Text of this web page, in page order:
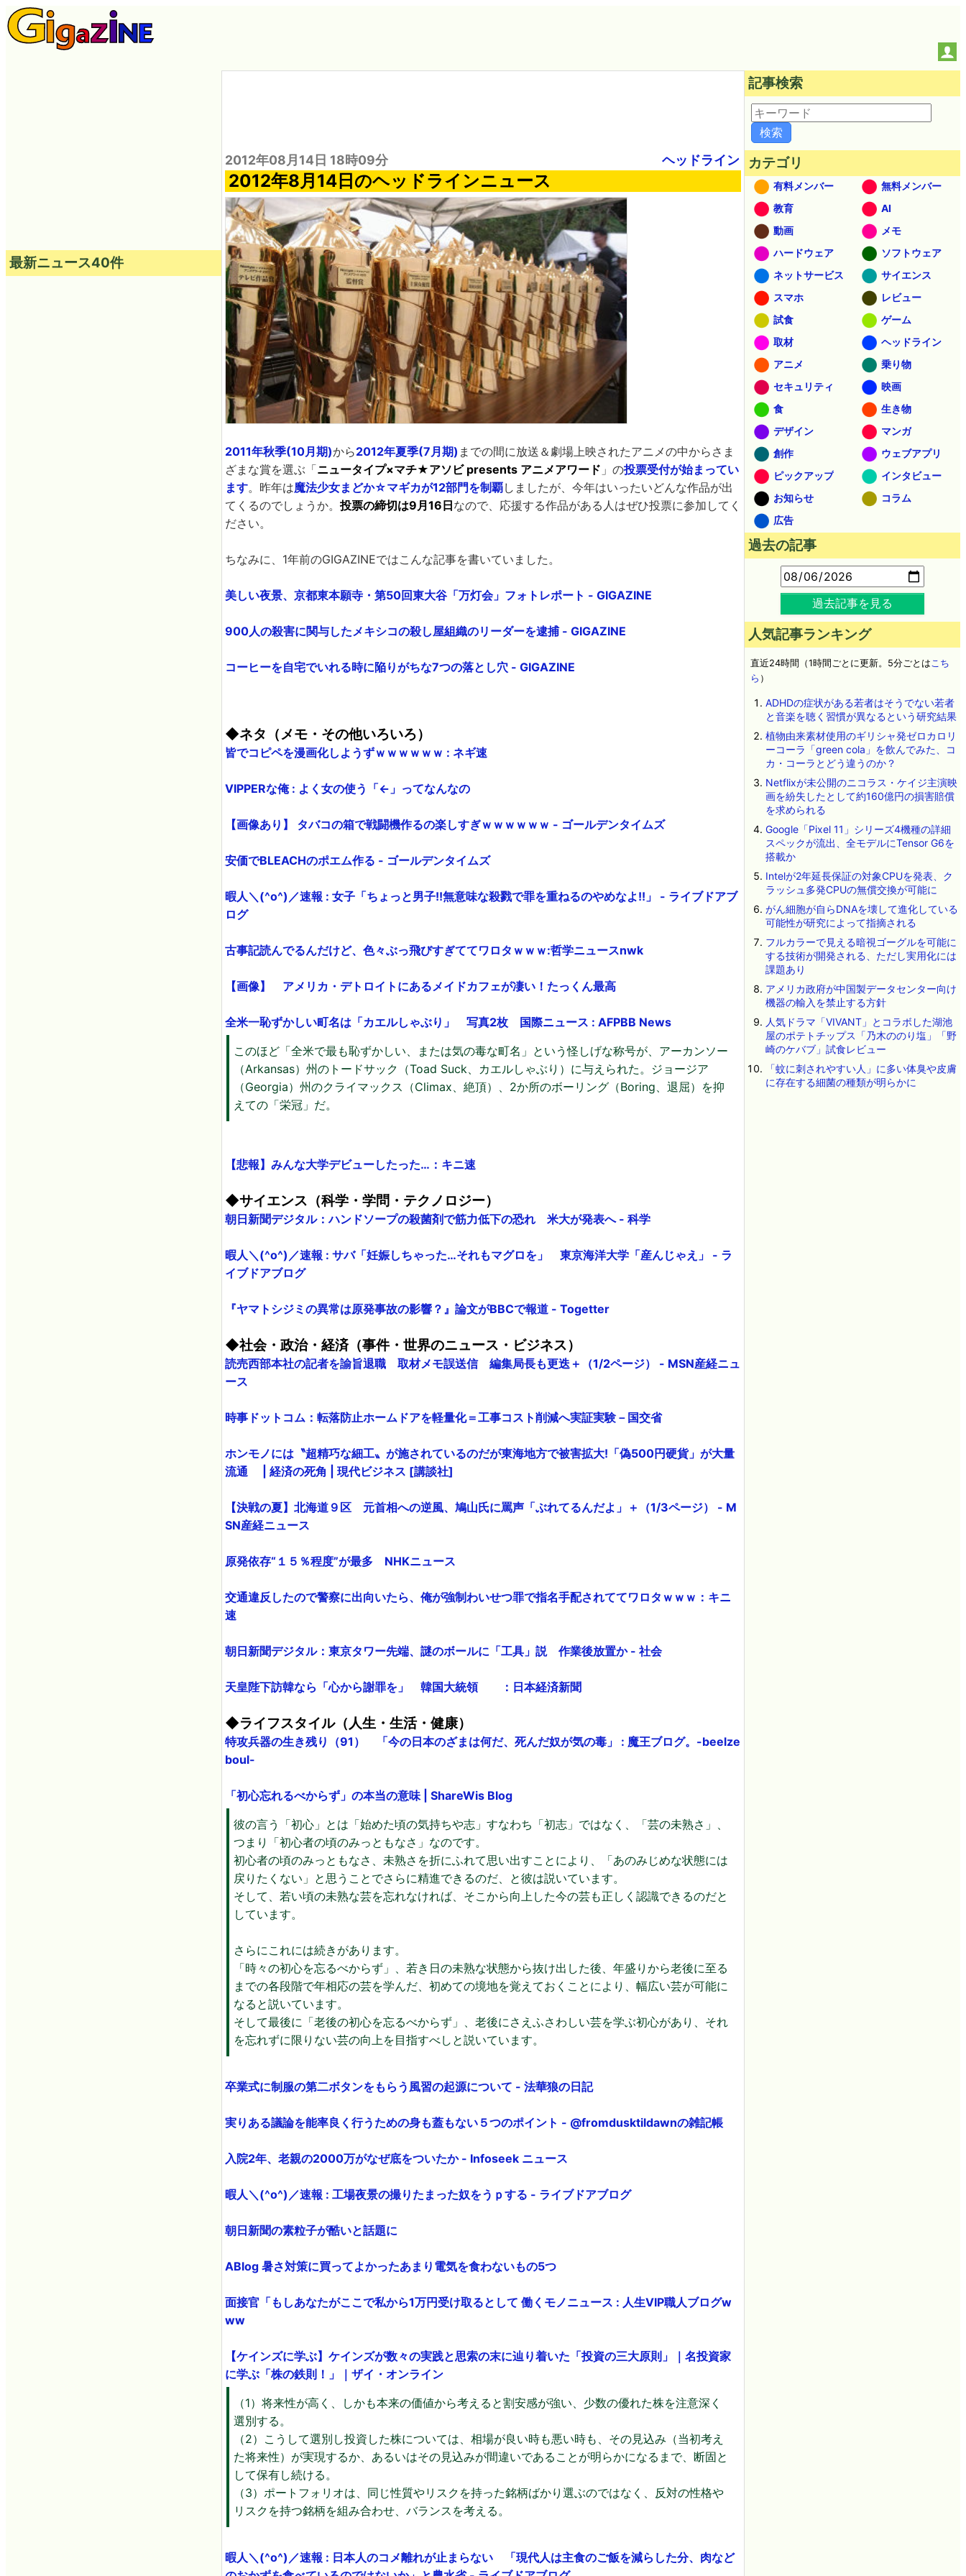
2012年08月14日 18時09分 ヘッドライン
2012年8月14日のヘッドラインニュース
2011年秋季(10月期)から2012年夏季(7月期) までの間に放送＆劇場上映されたアニメの中からさま
ざまな賞を選ぶ「ニュータイプ×マチ★アソビ presents アニメアワード 」の投票受付が始まってい
ます。昨年は魔法少女まどか☆マギカが12部門を制覇しましたが、今年はいったいどんな作品が出
てくるのでしょうか。投票の締切は9月16日なので、応援する作品がある人はぜひ投票に参加してく
ださい。
ちなみに、1年前のGIGAZINEではこんな記事を書いていました。
美しい夜景、京都東本願寺・第50回東大谷「万灯会」フォトレポート - GIGAZINE
900人の殺害に関与したメキシコの殺し屋組織のリーダーを逮捕 - GIGAZINE
コーヒーを自宅でいれる時に陥りがちな7つの落とし穴 - GIGAZINE
◆ネタ（メモ・その他いろいろ）
皆でコピペを漫画化しようずｗｗｗｗｗｗ : ネギ速
VIPPERな俺 : よく女の使う「←」ってなんなの
【画像あり】 タバコの箱で戦闘機作るの楽しすぎｗｗｗｗｗｗ - ゴールデンタイムズ
安価でBLEACHのポエム作る - ゴールデンタイムズ
暇人＼(^o^)／速報 : 女子「ちょっと男子!!無意味な殺戮で罪を重ねるのやめなよ!!」 - ライブドアブ
ログ
古事記読んでるんだけど、色々ぶっ飛びすぎててワロタｗｗｗ:哲学ニュースnwk
【画像】 アメリカ・デトロイトにあるメイドカフェが凄い！たっくん最高
全米一恥ずかしい町名は「カエルしゃぶり」 写真2枚 国際ニュース : AFPBB News
このほど「全米で最も恥ずかしい、または気の毒な町名」という怪しげな称号が、アーカンソー
（Arkansas）州のトードサック（Toad Suck、カエルしゃぶり）に与えられた。ジョージア
（Georgia）州のクライマックス（Climax、絶頂）、2か所のボーリング（Boring、退屈）を抑
えての「栄冠」だ。
【悲報】みんな大学デビューしたった…：キニ速
◆サイエンス（科学・学問・テクノロジー）
朝日新聞デジタル：ハンドソープの殺菌剤で筋力低下の恐れ 米大が発表へ - 科学
暇人＼(^o^)／速報 : サバ「妊娠しちゃった…それもマグロを」 東京海洋大学「産んじゃえ」 - ラ
イブドアブログ
『ヤマトシジミの異常は原発事故の影響？』論文がBBCで報道 - Togetter
◆社会・政治・経済（事件・世界のニュース・ビジネス）
読売西部本社の記者を諭旨退職 取材メモ誤送信 編集局長も更迭＋（1/2ページ） - MSN産経ニュ
ース
時事ドットコム：転落防止ホームドアを軽量化＝工事コスト削減へ実証実験－国交省
ホンモノには〝超精巧な細工〟が施されているのだが東海地方で被害拡大!「偽500円硬貨」が大量
流通 | 経済の死角 | 現代ビジネス [講談社]
【決戦の夏】北海道９区 元首相への逆風、鳩山氏に罵声「ぶれてるんだよ」＋（1/3ページ） - M
SN産経ニュース
原発依存“１５％程度”が最多 NHKニュース
交通違反したので警察に出向いたら、俺が強制わいせつ罪で指名手配されててワロタｗｗｗ：キニ
速
朝日新聞デジタル：東京タワー先端、謎のボールに「工具」説 作業後放置か - 社会
天皇陛下訪韓なら「心から謝罪を」 韓国大統領 ：日本経済新聞
◆ライフスタイル（人生・生活・健康）
特攻兵器の生き残り（91） 「今の日本のざまは何だ、死んだ奴が気の毒」 : 魔王ブログ。-beelze
boul-
「初心忘れるべからず」の本当の意味 | ShareWis Blog
彼の言う「初心」とは「始めた頃の気持ちや志」すなわち「初志」ではなく、「芸の未熟さ」、
つまり「初心者の頃のみっともなさ」なのです。
初心者の頃のみっともなさ、未熟さを折にふれて思い出すことにより、「あのみじめな状態には
戻りたくない」と思うことでさらに精進できるのだ、と彼は説いています。
そして、若い頃の未熟な芸を忘れなければ、そこから向上した今の芸も正しく認識できるのだと
しています。
さらにこれには続きがあります。
「時々の初心を忘るべからず」、若き日の未熟な状態から抜け出した後、年盛りから老後に至る
までの各段階で年相応の芸を学んだ、初めての境地を覚えておくことにより、幅広い芸が可能に
なると説いています。
そして最後に「老後の初心を忘るべからず」、老後にさえふさわしい芸を学ぶ初心があり、それ
を忘れずに限りない芸の向上を目指すべしと説いています。
卒業式に制服の第二ボタンをもらう風習の起源について - 法華狼の日記
実りある議論を能率良く行うための身も蓋もない５つのポイント - @fromdusktildawnの雑記帳
入院2年、老親の2000万がなぜ底をついたか - Infoseek ニュース
暇人＼(^o^)／速報 : 工場夜景の撮りたまった奴をうｐする - ライブドアブログ
朝日新聞の素粒子が酷いと話題に
ABlog 暑さ対策に買ってよかったあまり電気を食わないもの5つ
面接官「もしあなたがここで私から1万円受け取るとして 働くモノニュース : 人生VIP職人ブログw
ww
【ケインズに学ぶ】ケインズが数々の実践と思索の末に辿り着いた「投資の三大原則」｜名投資家
に学ぶ「株の鉄則！」｜ザイ・オンライン
（1）将来性が高く、しかも本来の価値から考えると割安感が強い、少数の優れた株を注意深く
選別する。
（2）こうして選別し投資した株については、相場が良い時も悪い時も、その見込み（当初考え
た将来性）が実現するか、あるいはその見込みが間違いであることが明らかになるまで、断固と
して保有し続ける。
（3）ポートフォリオは、同じ性質やリスクを持った銘柄ばかり選ぶのではなく、反対の性格や
リスクを持つ銘柄を組み合わせ、バランスを考える。
暇人＼(^o^)／速報 : 日本人のコメ離れが止まらない 「現代人は主食のご飯を減らした分、肉など
最新ニュース40件
記事検索
カテゴリ
有料メンバー
無料メンバー
教育
AI
動画
メモ
ハードウェア
ソフトウェア
ネットサービス
サイエンス
スマホ
レビュー
試食
ゲーム
取材
ヘッドライン
アニメ
乗り物
セキュリティ
映画
食
生き物
デザイン
マンガ
創作
ウェブアプリ
ピックアップ
インタビュー
お知らせ
コラム
広告
過去の記事
過去記事を見る
人気記事ランキング
直近24時間（1時間ごとに更新。5分ごとはこち
ら ）
ADHDの症状がある若者はそうでない若者
と音楽を聴く習慣が異なるという研究結果
植物由来素材使用のギリシャ発ゼロカロリ
ーコーラ「green cola」を飲んでみた、コ
カ・コーラとどう違うのか？
Netflixが未公開のニコラス・ケイジ主演映
画を紛失したとして約160億円の損害賠償
を求められる
Google「Pixel 11」シリーズ4機種の詳細
スペックが流出、全モデルにTensor G6を
搭載か
Intelが2年延長保証の対象CPUを発表、ク
ラッシュ多発CPUの無償交換が可能に
がん細胞が自らDNAを壊して進化している
可能性が研究によって指摘される
フルカラーで見える暗視ゴーグルを可能に
する技術が開発される、ただし実用化には
課題あり
アメリカ政府が中国製データセンター向け
機器の輸入を禁止する方針
人気ドラマ「VIVANT」とコラボした湖池
屋のポテトチップス「乃木ののり塩」「野
崎のケバブ」試食レビュー
「蚊に刺されやすい人」に多い体臭や皮膚
に存在する細菌の種類が明らかに